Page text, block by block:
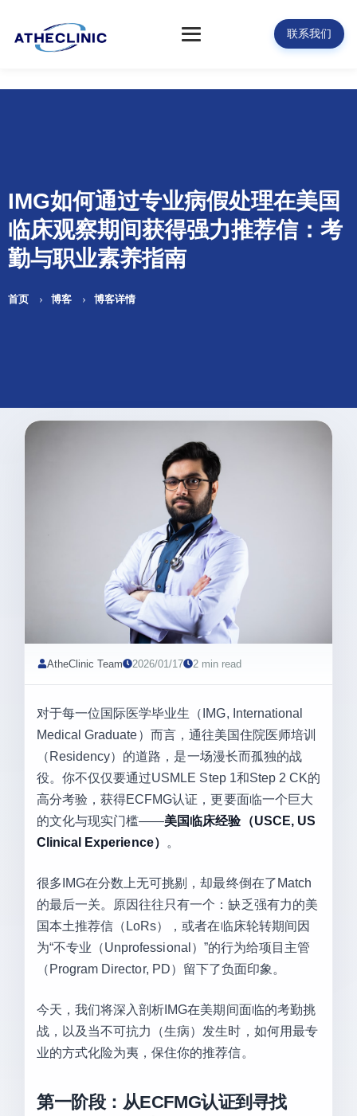
联系我们
IMG如何通过专业病假处理在美国
临床观察期间获得强力推荐信：考
勤与职业素养指南
首页 博客 博客详情
AtheClinic Team 2026/01/17 2 min read
对于每一位国际医学毕业生（IMG, International
Medical Graduate）而言，通往美国住院医师培训
（Residency）的道路，是一场漫长而孤独的战
役。你不仅仅要通过USMLE Step 1和Step 2 CK的
高分考验，获得ECFMG认证，更要面临一个巨大
的文化与现实门槛——美国临床经验（USCE, US
Clinical Experience）
。
很多IMG在分数上无可挑剔，却最终倒在了Match
的最后一关。原因往往只有一个：缺乏强有力的美
国本土推荐信（LoRs），或者在临床轮转期间因
为“不专业（Unprofessional）”的行为给项目主管
（Program Director, PD）留下了负面印象。
今天，我们将深入剖析IMG在美期间面临的考勤挑
战，以及当不可抗力（生病）发生时，如何用最专
业的方式化险为夷，保住你的推荐信。
第一阶段：从ECFMG认证到寻找